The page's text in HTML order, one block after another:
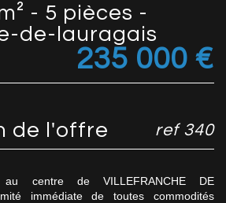
de-lauragais
235 000 €
de l'offre ref 340
au centre de VILLEFRANCHE DE
immédiate de toutes commodités